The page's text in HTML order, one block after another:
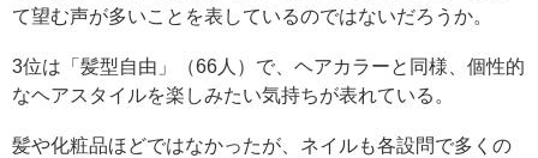
て望む声が多いことを表しているのではないだろうか。
3位は「髪型自由」（66人）で、ヘアカラーと同様、個性的
なヘアスタイルを楽しみたい気持ちが表れている。
髪や化粧品ほどではなかったが、ネイルも各設問で多くの